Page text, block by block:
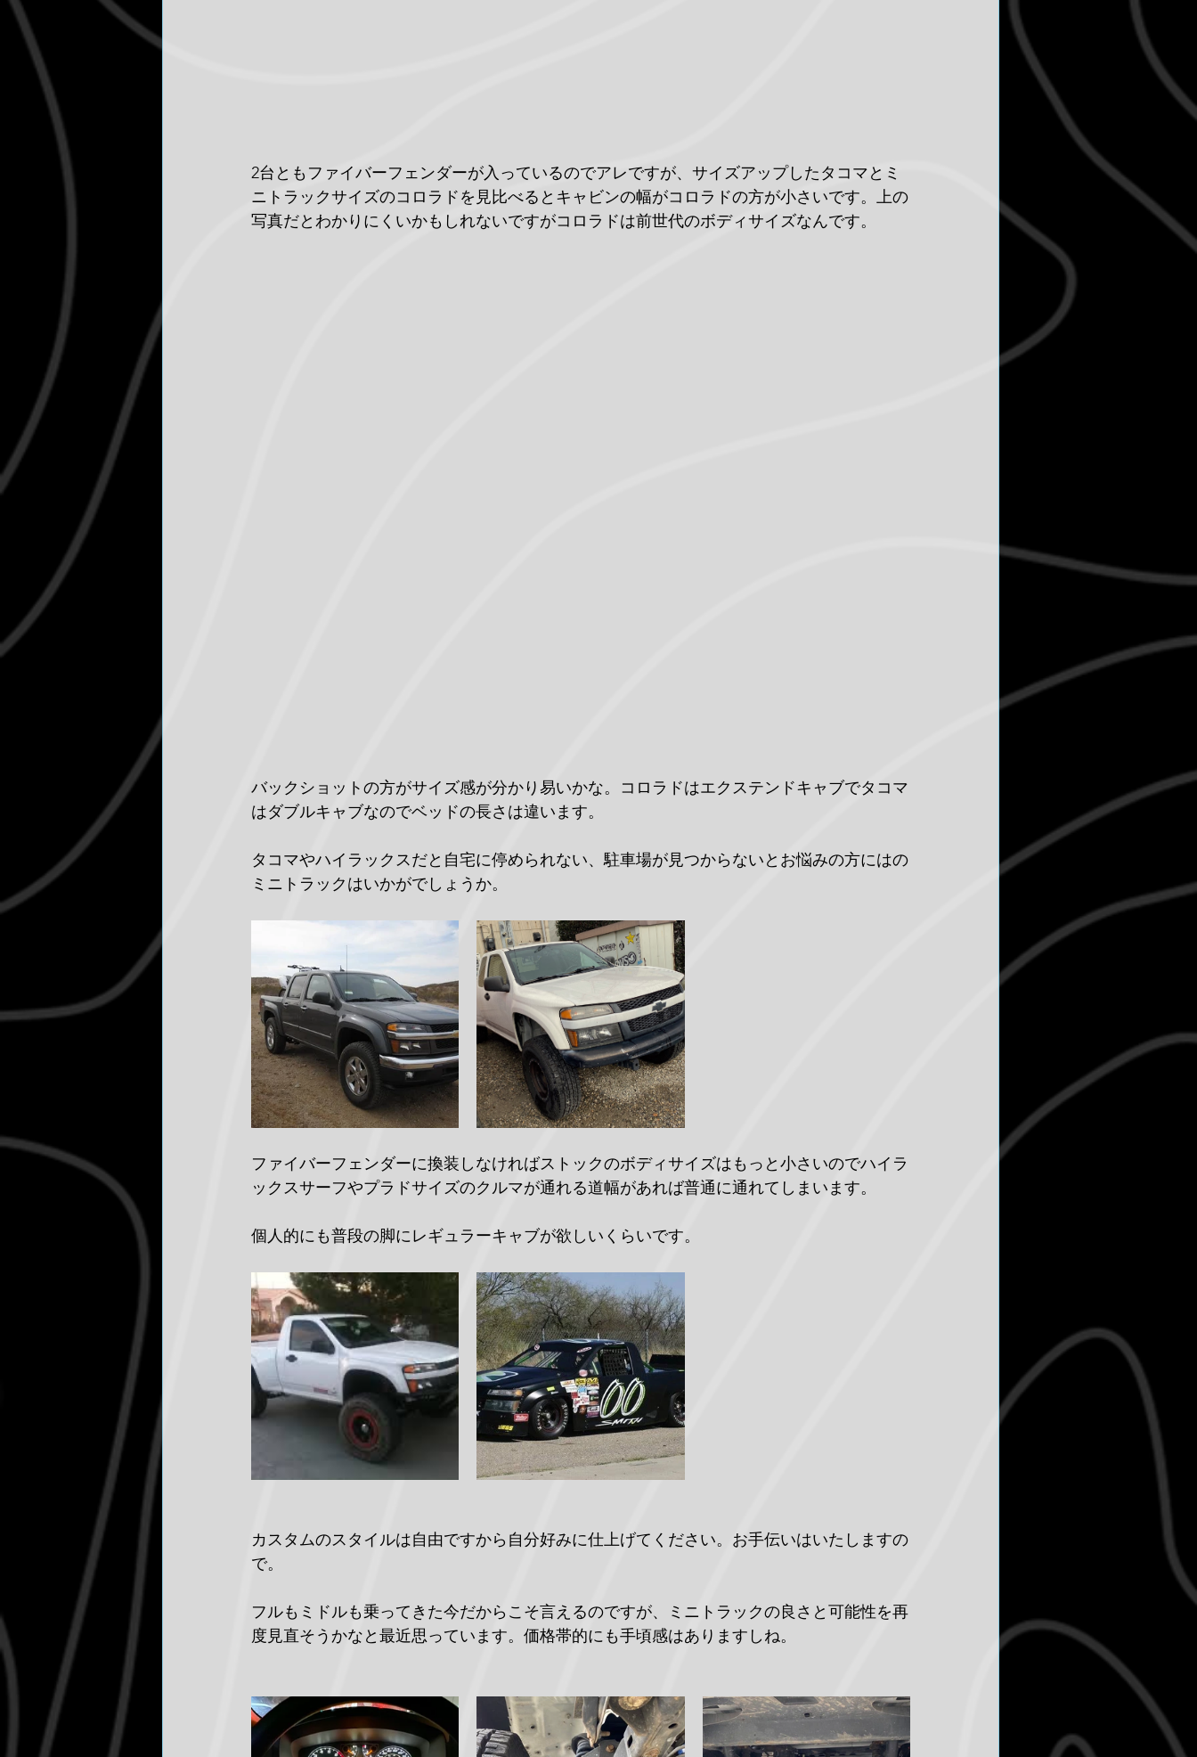
2台ともファイバーフェンダーが入っているのでアレですが、サイズアップしたタコマとミ
ニトラックサイズのコロラドを見比べるとキャビンの幅がコロラドの方が小さいです。上の
写真だとわかりにくいかもしれないですがコロラドは前世代のボディサイズなんです。
バックショットの方がサイズ感が分かり易いかな。コロラドはエクステンドキャブでタコマ
はダブルキャブなのでベッドの長さは違います。
タコマやハイラックスだと自宅に停められない、駐車場が見つからないとお悩みの方にはの
ミニトラックはいかがでしょうか。
ファイバーフェンダーに換装しなければストックのボディサイズはもっと小さいのでハイラ
ックスサーフやプラドサイズのクルマが通れる道幅があれば普通に通れてしまいます。
個人的にも普段の脚にレギュラーキャブが欲しいくらいです。
カスタムのスタイルは自由ですから自分好みに仕上げてください。お手伝いはいたしますの
で。
フルもミドルも乗ってきた今だからこそ言えるのですが、ミニトラックの良さと可能性を再
度見直そうかなと最近思っています。価格帯的にも手頃感はありますしね。